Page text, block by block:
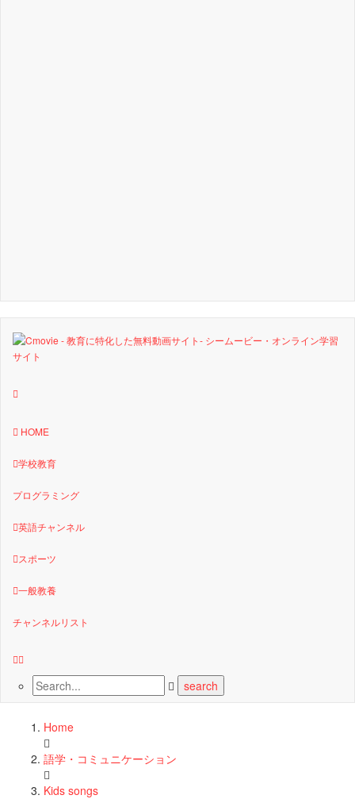
HOME
学校教育
プログラミング
英語チャンネル
スポーツ
一般教養
チャンネルリスト
Home
語学・コミュニケーション
Kids songs